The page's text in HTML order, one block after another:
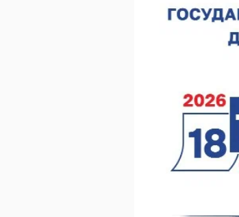
В Нижнем
строителя
07.08.2026
спортобъектов
07.08.2026 12:15
В Нижнем
Росгвардии
07.08.2026